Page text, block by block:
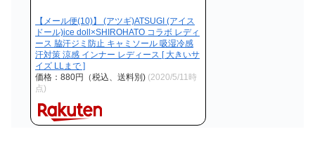
【メール便(10)】 (アツギ)ATSUGI (アイス
ドール)ice doll×SHIROHATO コラボ レディ
ース 脇汗ジミ防止 キャミソール 吸湿冷感
汗対策 涼感 インナー レディース [ 大きいサ
イズ LLまで ]
価格：880円（税込、送料別) (2020/5/11時
点)